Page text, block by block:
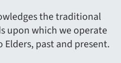
the traditional
upon which we operate
past and present.